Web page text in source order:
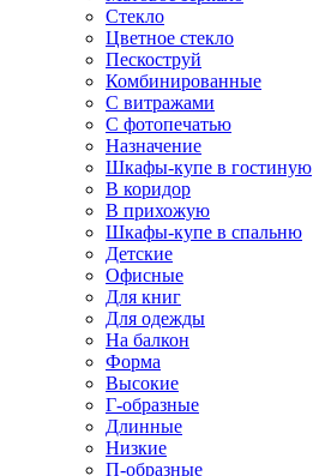
Стекло
Цветное стекло
Пескоструй
Комбинированные
С витражами
С фотопечатью
Назначение
Шкафы-купе в гостиную
В коридор
В прихожую
Шкафы-купе в спальню
Детские
Офисные
Для книг
Для одежды
На балкон
Форма
Высокие
Г-образные
Длинные
Низкие
П-образные